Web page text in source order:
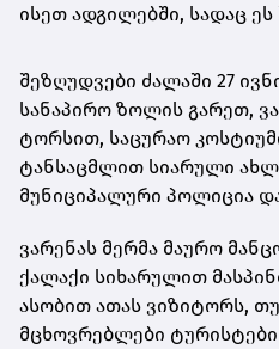
ისეთ ადგილებში, სადაც
შეზღუდვები ძალაში 27
სანაპირო ზოლის გარეთ,
ტორსით, საცურაო
ტანსაცმლით სიარული
მუნიციპალური პოლიცია
ვარენას მერმა მაურო
ქალაქი სიხარულით
ასობით ათას ვიზიტორს,
მცხოვრებლები